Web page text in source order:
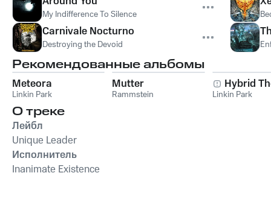
My Indifference To Silence
Carnivale Nocturno
Destroying the Devoid
Рекомендованные альбомы
Meteora
Linkin Park
Mutter
Rammstein
Hybrid
Linkin Park
О треке
Лейбл
Unique Leader
Исполнитель
Inanimate Existence